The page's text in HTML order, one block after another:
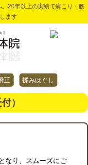
20年以上の実績で肩こり・腰
ます
正 揉みほぐし
）
となり、スムーズにご